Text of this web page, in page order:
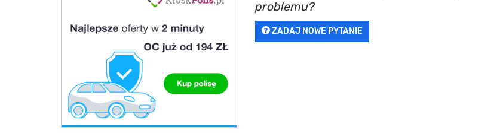
problemu?
ZADAJ NOWE PYTANIE